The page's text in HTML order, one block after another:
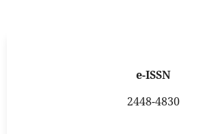
e-ISSN
2448-4830